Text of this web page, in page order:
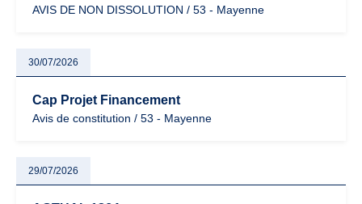
AVIS DE NON DISSOLUTION / 53 - Mayenne
30/07/2026
Cap Projet Financement
Avis de constitution / 53 - Mayenne
29/07/2026